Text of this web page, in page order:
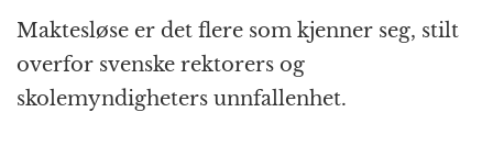
Maktesløse er det flere som kjenner seg, stilt
overfor svenske rektorers og
skolemyndigheters unnfallenhet.